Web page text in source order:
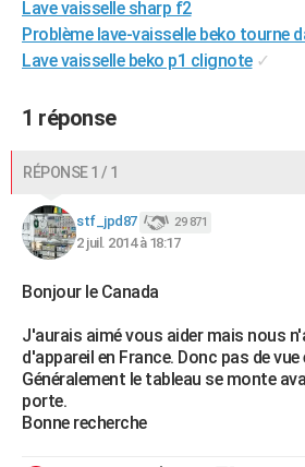
CARTE DE VOEUX
Carte de Noël
Carte Bonne année
Carte Saint-Valentin
Carte Pâques
Carte d'anniversaire
Dictionnaire
Biographies
Citations
Expressions
Proverbes
PROGRAMME TV
COPAINS D'AVANT
S'inscrire
Se connecter
Lycées
Collèges
Primaires
Universités
Entreprises
Service militaire
Avis de recherche
AVIS DE DÉCÈS
FORUM
Bricolage
Lifestyle
Culture
Sport
Auto
Television
Voyage
Cinema
Lave vaisselle sharp f2
Problème lave-vaisselle beko tourne
Lave vaisselle beko p1 clignote ✓
1 réponse
RÉPONSE 1 / 1
stf_jpd87 29 871
2 juil. 2014 à 18:17
Bonjour le Canada
J'aurais aimé vous aider mais nous
d'appareil en France. Donc pas de vue
Généralement le tableau se monte
porte.
Bonne recherche